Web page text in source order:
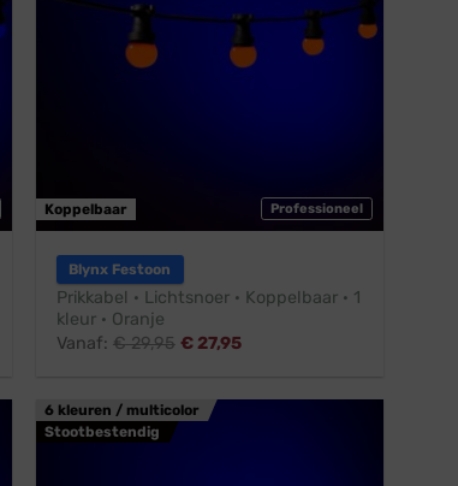
Professioneel
Koppelbaar
Blynx Festoon
Prikkabel · Lichtsnoer · Koppelbaar · 1
kleur · Oranje
Vanaf: €29,95 € 27,95
6 kleuren / multicolor
Stootbestendig